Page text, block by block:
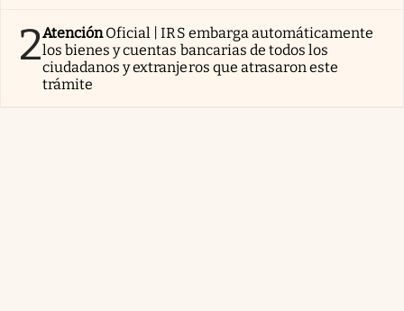
2AtenciónOficial | IRS embarga automáticamente
los bienes y cuentas bancarias de todos los
ciudadanos y extranjeros que atrasaron este
trámite